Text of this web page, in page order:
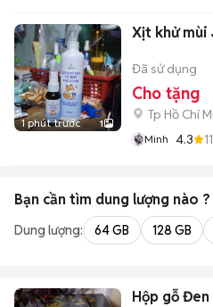
1 phút trước 1
Xịt khử mùi
Đã sử dụng
Cho tặng
Tp Hồ Chí
Minh 4.3 11
Bạn cần tìm dung lượng nào ?
Dung lượng: 64 GB 128 GB
Hộp gỗ